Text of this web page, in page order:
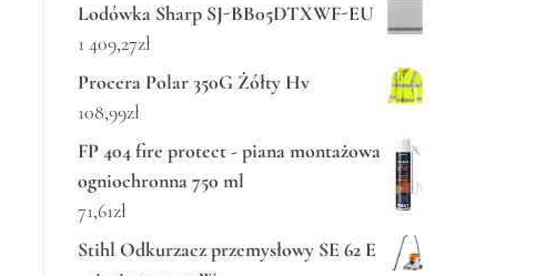
Lodówka Sharp SJ-BB05DTXWF-EU
1 409,27zł
Procera Polar 350G Żółty Hv
108,99zł
FP 404 fire protect - piana montażowa
ogniochronna 750 ml
71,61zł
Stihl Odkurzacz przemysłowy SE 62 E